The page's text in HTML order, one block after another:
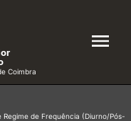
Coimbra
Regime de Frequência (Diurno/Pós-